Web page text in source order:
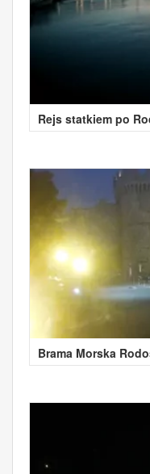
Rejs statkiem po
Brama Morska